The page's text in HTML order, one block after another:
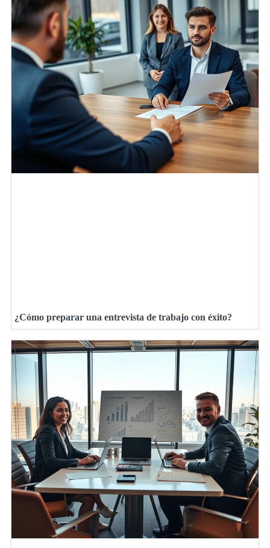
¿Cómo preparar una entrevista de trabajo con éxito?